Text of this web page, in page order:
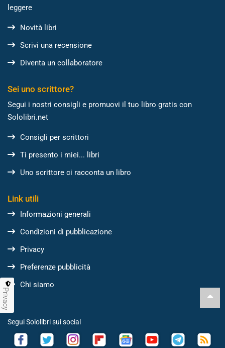
leggere
Novità libri
Scrivi una recensione
Diventa un collaboratore
Sei uno scrittore?
Segui i nostri consigli e promuovi il tuo libro gratis con
Sololibri.net
Consigli per scrittori
Ti presento i miei... libri
Uno scrittore ci racconta un libro
Link utili
Informazioni generali
Condizioni di pubblicazione
Privacy
Preferenze pubblicità
Chi siamo
Segui Sololibri sui social
Privacy